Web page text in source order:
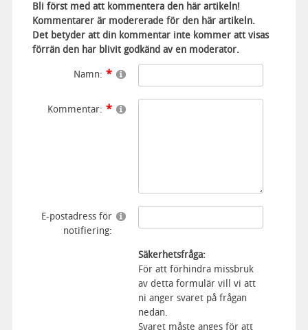
Bli först med att kommentera den här artikeln!
Kommentarer är modererade för den här artikeln.
Det betyder att din kommentar inte kommer att visas
förrän den har blivit godkänd av en moderator.
Namn:
Kommentar:
E-postadress för
notifiering:
Säkerhetsfråga:
För att förhindra missbruk
av detta formulär vill vi att
ni anger svaret på frågan
nedan.
Svaret måste anges för att